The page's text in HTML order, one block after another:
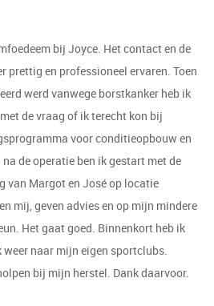
bij Joyce. Het contact en de
prettig en professioneel ervaren. Toen
werd vanwege borstkanker heb ik
de vraag of ik terecht kon bij
voor conditieopbouw en
de operatie ben ik gestart met de
van Margot en José op locatie
mij, geven advies en op mijn mindere
Het gaat goed. Binnenkort heb ik
naar mijn eigen sportclubs.
bij mijn herstel. Dank daarvoor.